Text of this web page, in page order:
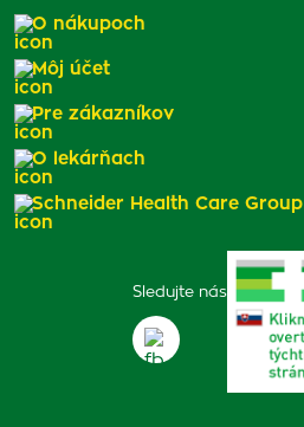
Sledujte nás
O nákupoch
Môj účet
Pre zákazníkov
O lekárňach
Schneider Health Care Group